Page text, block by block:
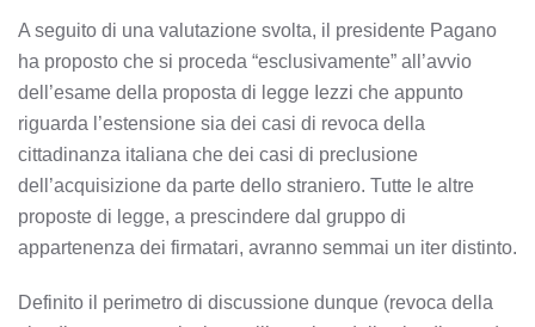
A seguito di una valutazione svolta, il presidente Pagano
ha proposto che si proceda “esclusivamente” all’avvio
dell’esame della proposta di legge Iezzi che appunto
riguarda l’estensione sia dei casi di revoca della
cittadinanza italiana che dei casi di preclusione
dell’acquisizione da parte dello straniero. Tutte le altre
proposte di legge, a prescindere dal gruppo di
appartenenza dei firmatari, avranno semmai un iter distinto.
Definito il perimetro di discussione dunque (revoca della